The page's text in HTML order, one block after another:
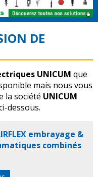
DE
UNICUM que
mais nous vous
la société UNICUM
dessous.
embrayage &
combinés